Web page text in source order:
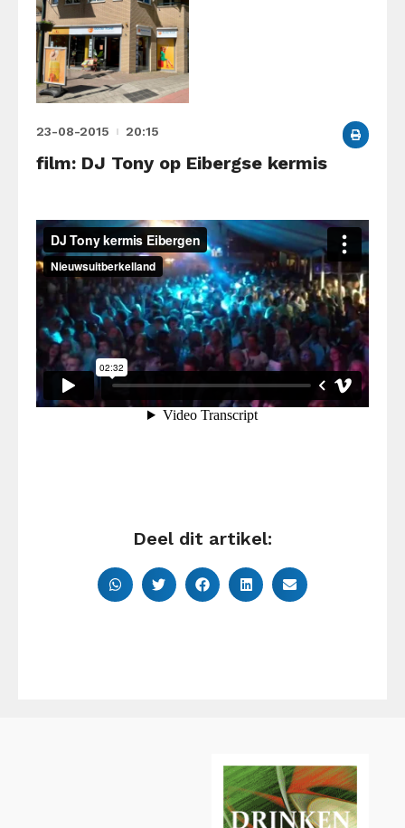
23-08-2015 20:15
film: DJ Tony op Eibergse kermis
Deel dit artikel: